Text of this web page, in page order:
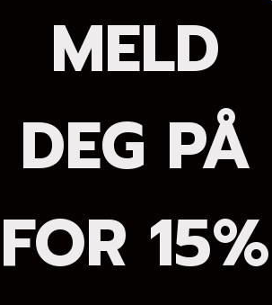
MELD
DEG PÅ
FOR 15%